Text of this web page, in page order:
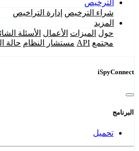
الترخيص
شراء الترخيص إدارة التراخيص
المزيد
حول الميزات الأعمال الأسئلة
مجتمع API مستشار النظام حالة
iSpyConnect
البرنامج
تحميل